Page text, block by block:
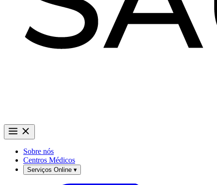
Sobre nós
Centros Médicos
Serviços Online ▾